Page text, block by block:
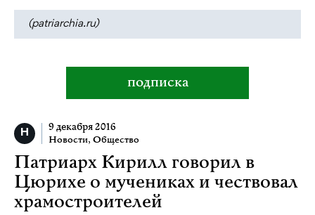
(patriarchia.ru)
подписка
9 декабря 2016
Новости, Общество
Патриарх Кирилл говорил в
Цюрихе о мучениках и чествовал
храмостроителей